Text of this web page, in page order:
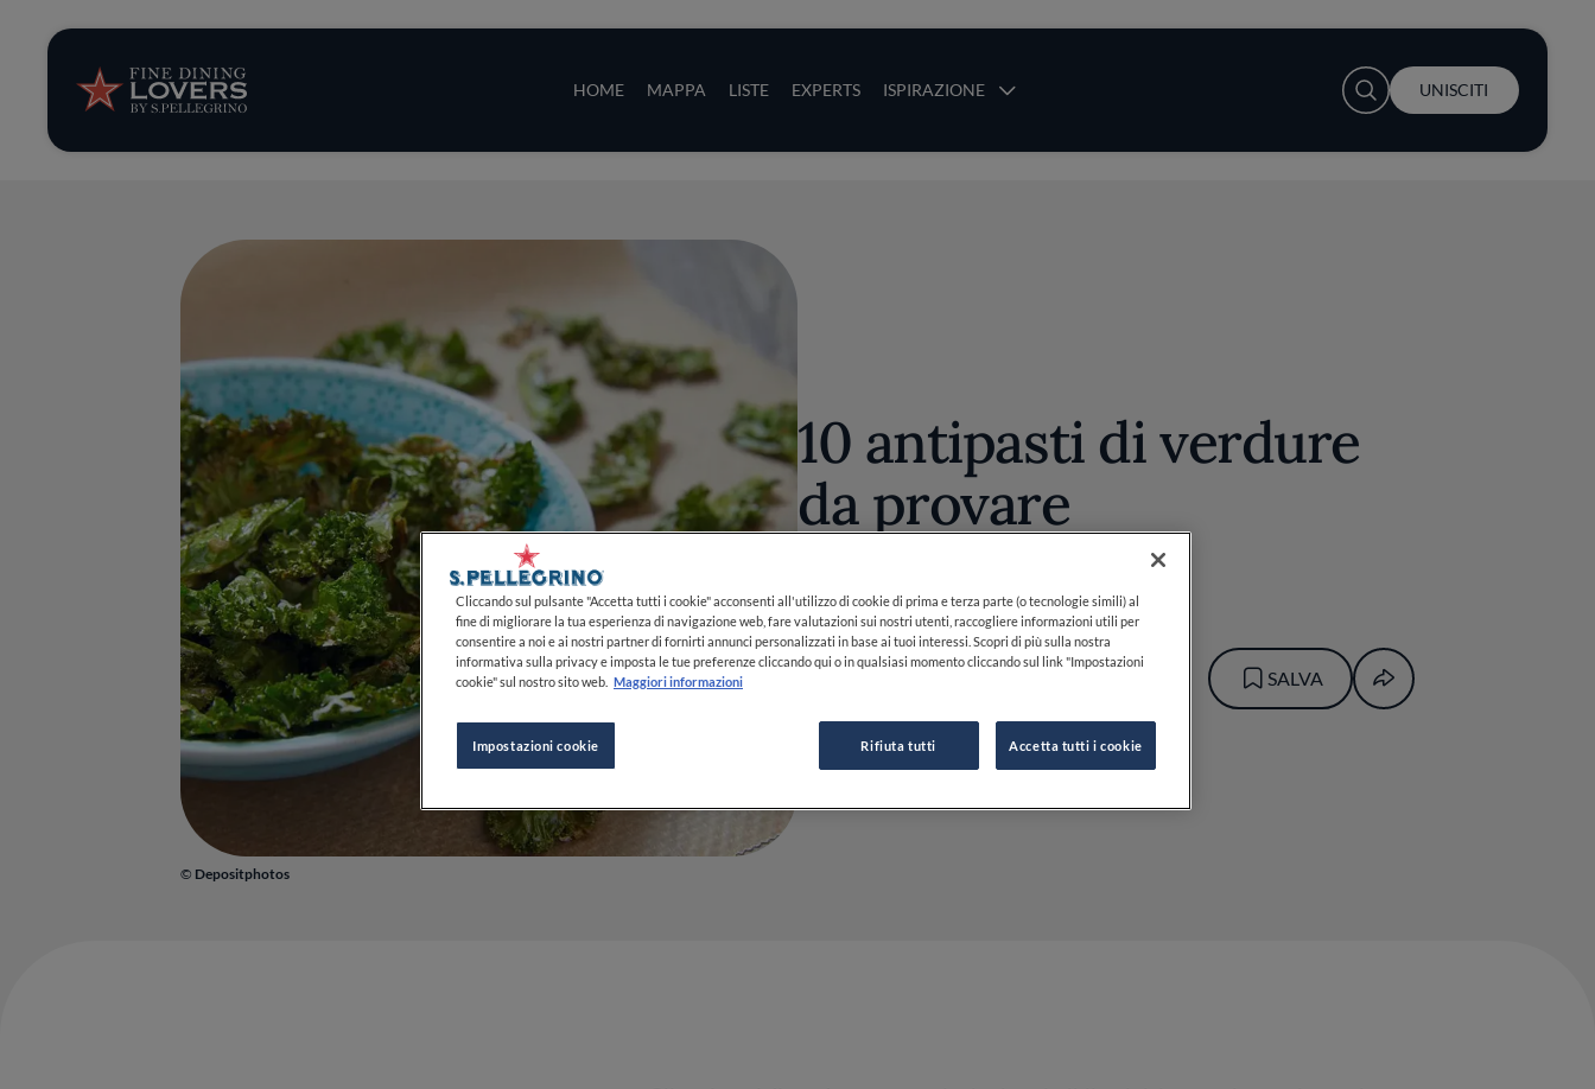
HOME MAPPA LISTE EXPERTS ISPIRAZIONE
Storie e tendenze
Ricette
Trucchi e consigli
Serie
User account menu
UNISCITI
© Depositphotos
10 antipasti di verdure
da provare
DAFINE DINING LOVERS
SALVA
Cliccando sul pulsante "Accetta tutti i cookie" acconsenti all'utilizzo di cookie di prima e terza parte (o tecnologie simili) al
fine di migliorare la tua esperienza di navigazione web, fare valutazioni sui nostri utenti, raccogliere informazioni utili per
consentire a noi e ai nostri partner di fornirti annunci personalizzati in base ai tuoi interessi. Scopri di più sulla nostra
informativa sulla privacy e imposta le tue preferenze cliccando qui o in qualsiasi momento cliccando sul link "Impostazioni
cookie" sul nostro sito web. Maggiori informazioni
Impostazioni cookie Rifiuta tutti Accetta tutti i cookie